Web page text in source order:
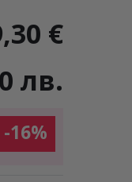
€
лв.
-16%